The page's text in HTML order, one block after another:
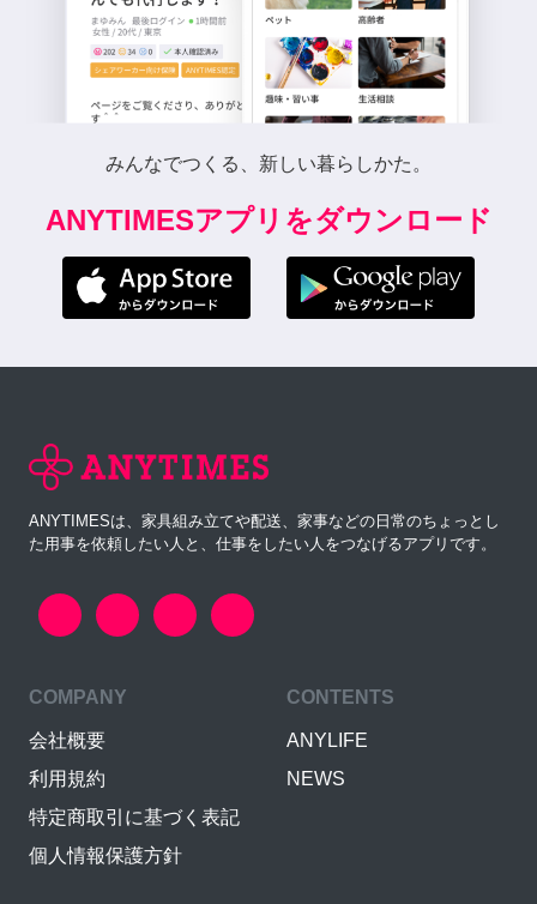
みんなでつくる、新しい暮らしかた。
ANYTIMESアプリをダウンロード
ANYTIMESは、家具組み立てや配送、家事などの日常のちょっとし
た用事を依頼したい人と、仕事をしたい人をつなげるアプリです。
COMPANY
会社概要
利用規約
特定商取引に基づく表記
個人情報保護方針
CONTENTS
ANYLIFE
NEWS